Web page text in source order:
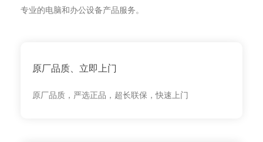
专业的电脑和办公设备产品服务。
原厂品质、立即上门
原厂品质，严选正品，超长联保，快速上门